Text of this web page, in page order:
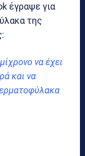
έγραψε για
της
να έχει
και να